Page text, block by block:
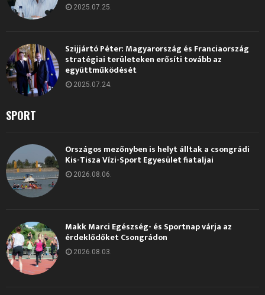
2025.07.25.
Szijjártó Péter: Magyarország és Franciaország
stratégiai területeken erősíti tovább az
együttműködését
2025.07.24.
SPORT
Országos mezőnyben is helyt álltak a csongrádi
Kis-Tisza Vízi-Sport Egyesület fiataljai
2026.08.06.
Makk Marci Egészség- és Sportnap várja az
érdeklődőket Csongrádon
2026.08.03.